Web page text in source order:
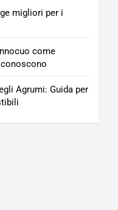
migliori per i
come
Agrumi: Guida per